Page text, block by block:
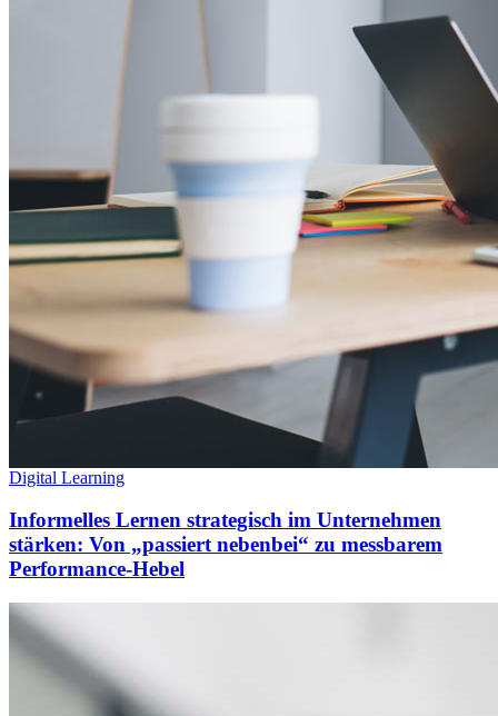
Digital Learning
Informelles Lernen strategisch im Unternehmen
stärken: Von „passiert nebenbei“ zu messbarem
Performance-Hebel